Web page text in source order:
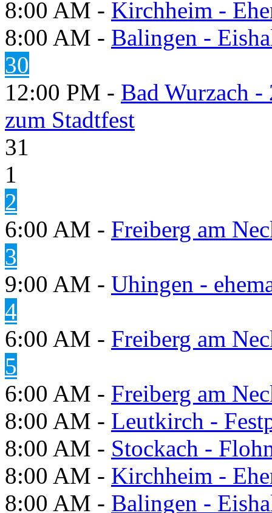
8:00 AM - Kirchheim -
8:00 AM - Balingen -
30
12:00 PM - Bad Wurzach
zum Stadtfest
31
1
2
6:00 AM - Freiberg am
3
9:00 AM - Uhingen -
4
6:00 AM - Freiberg am
5
6:00 AM - Freiberg am
8:00 AM - Leutkirch -
8:00 AM - Stockach -
8:00 AM - Kirchheim -
8:00 AM - Balingen -